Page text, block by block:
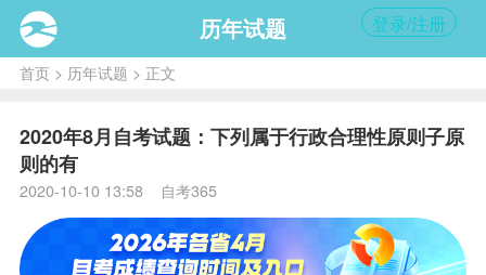
历年试题 登录/注册
首页> 历年试题 > 正文
2020年8月自考试题：下列属于行政合理性原则子原
则的有
2020-10-10 13:58 自考365